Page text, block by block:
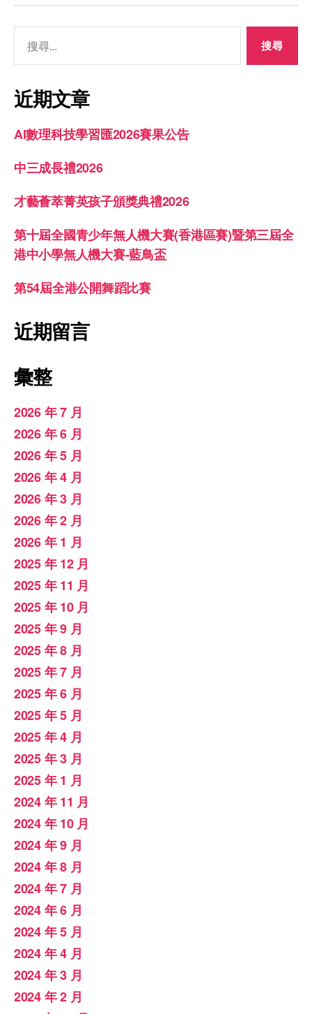
近期文章
AI數理科技學習匯2026賽果公告
中三成長禮2026
才藝薈萃菁英孩子頒獎典禮2026
第十屆全國青少年無人機大賽(香港區賽)暨第三屆全
港中小學無人機大賽-藍鳥盃
第54屆全港公開舞蹈比賽
近期留言
彙整
2026 年 7 月
2026 年 6 月
2026 年 5 月
2026 年 4 月
2026 年 3 月
2026 年 2 月
2026 年 1 月
2025 年 12 月
2025 年 11 月
2025 年 10 月
2025 年 9 月
2025 年 8 月
2025 年 7 月
2025 年 6 月
2025 年 5 月
2025 年 4 月
2025 年 3 月
2025 年 1 月
2024 年 11 月
2024 年 10 月
2024 年 9 月
2024 年 8 月
2024 年 7 月
2024 年 6 月
2024 年 5 月
2024 年 4 月
2024 年 3 月
2024 年 2 月